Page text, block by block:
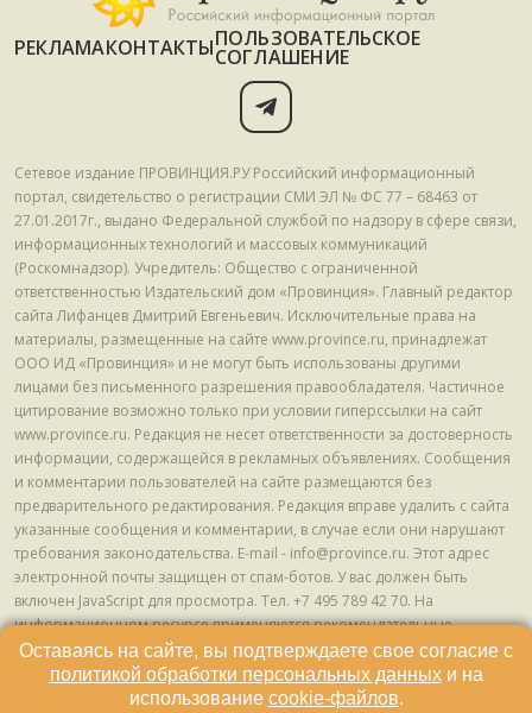
РЕКЛАМАКОНТАКТЫПОЛЬЗОВАТЕЛЬСКОЕ
СОГЛАШЕНИЕ
Сетевое издание ПРОВИНЦИЯ.РУ Российский информационный
портал, свидетельство о регистрации СМИ ЭЛ № ФС 77 – 68463 от
27.01.2017г., выдано Федеральной службой по надзору в сфере связи,
информационных технологий и массовых коммуникаций
(Роскомнадзор). Учредитель: Общество с ограниченной
ответственностью Издательский дом «Провинция». Главный редактор
сайта Лифанцев Дмитрий Евгеньевич. Исключительные права на
материалы, размещенные на сайте www.province.ru, принадлежат
ООО ИД «Провинция» и не могут быть использованы другими
лицами без письменного разрешения правообладателя. Частичное
цитирование возможно только при условии гиперссылки на сайт
www.province.ru. Редакция не несет ответственности за достоверность
информации, содержащейся в рекламных объявлениях. Сообщения
и комментарии пользователей на сайте размещаются без
предварительного редактирования. Редакция вправе удалить с сайта
указанные сообщения и комментарии, в случае если они нарушают
требования законодательства. E-mail - info@province.ru. Этот адрес
электронной почты защищен от спам-ботов. У вас должен быть
включен JavaScript для просмотра. Tел. +7 495 789 42 70. На
информационном ресурсе применяются рекомендательные
технологии (информационные технологии предоставления
информации на основе сбора, систематизации и анализа сведений,
относящихся к предпочтениям пользователей сети "Интернет",
Оставаясь на сайте, вы подтверждаете свое согласие с
политикой обработки персональных данныхи на
использование cookie-файлов.